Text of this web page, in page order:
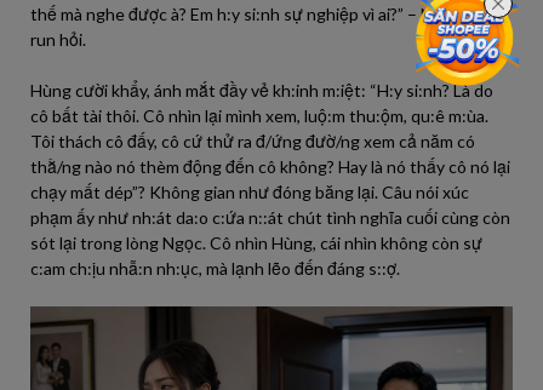
thế mà nghe được à? Em h:y si:nh sự nghiệp vì ai?” – Ngọc run
run hỏi.
Hùng cười khẩy, ánh mắt đầy vẻ kh:inh m:iệt: “H:y si:nh? Là do
cô bất tài thôi. Cô nhìn lại mình xem, luộ:m thu:ộm, qu:ê m:ùa.
Tôi thách cô đấy, cô cứ thử ra đ/ứng đườ/ng xem cả năm có
thằ/ng nào nó thèm động đến cô không? Hay là nó thấy cô nó lại
chạy mất dép”? Không gian như đóng băng lại. Câu nói xúc
phạm ấy như nh:át da:o c:ứa n::át chút tình nghĩa cuối cùng còn
sót lại trong lòng Ngọc. Cô nhìn Hùng, cái nhìn không còn sự
c:am ch:ịu nhẫ:n nh:ục, mà lạnh lẽo đến đáng s::ợ.